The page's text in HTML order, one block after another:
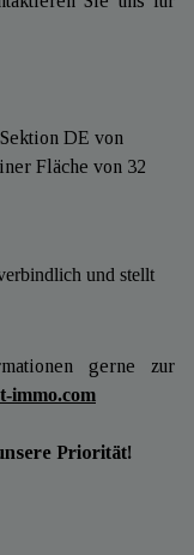
DE von
Fläche von 32
und stellt
gerne zur
immo.com
Priorität!